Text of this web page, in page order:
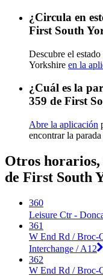
¿Circula en
First South
Descubre el
Yorkshire en la
¿Cuál es la
359 de First
Abre la aplicación
encontrar la
Otros horarios,
de First South
360
Leisure Ctr -
361
W End Rd / Broc-
Interchange / A12
362
W End Rd / Broc-